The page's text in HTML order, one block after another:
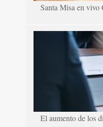
Santa Misa en
El aumento de los